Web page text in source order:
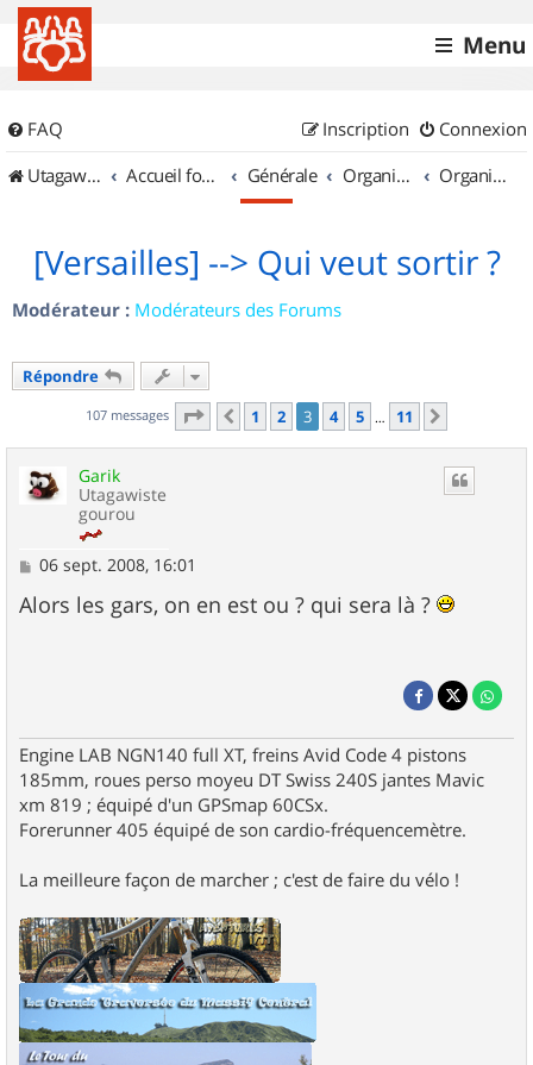
Menu
FAQ Connexion
Inscription
UtagawaVTT (Randos VTT et VTTAE avec traces GPS)
Accueil forum Générale Organisation de sorties & Recherche de partenaires Organisation de sorties en région Île de France
[Versailles] --> Qui veut sortir ?
Modérateur : Modérateurs des Forums
Répondre
107 messages Page 3sur
Précédent
1 2 3 4 5 … 11
Garik
Utagawiste
gourou
M
s
s
06 sept. 2008, 16:01
Alors les gars, on en est ou ? qui sera là ?
Engine LAB NGN140 full XT, freins Avid Code 4 pistons
185mm, roues perso moyeu DT Swiss 240S jantes Mavic
xm 819 ; équipé d'un GPSmap 60CSx.
Forerunner 405 équipé de son cardio-fréquencemètre.
La meilleure façon de marcher ; c'est de faire du vélo !